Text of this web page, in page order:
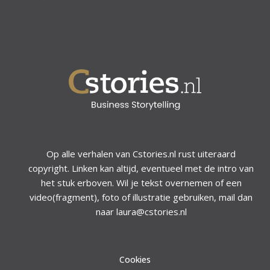
Op alle verhalen van Cstories.nl rust uiteraard
copyright. Linken kan altijd, eventueel met de intro van
het stuk erboven. Wil je tekst overnemen of een
video(fragment), foto of illustratie gebruiken, mail dan
naar laura@cstories.nl
Cookies